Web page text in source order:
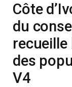
Côte
du
des
V4